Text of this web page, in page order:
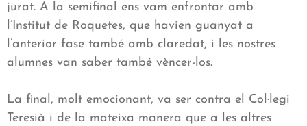
jurat. A la semifinal ens vam enfrontar amb
l’Institut de Roquetes, que havien guanyat a
l’anterior fase també amb claredat, i les nostres
alumnes van saber també vèncer-los.
La final, molt emocionant, va ser contra el Col·legi
Teresià i de la mateixa manera que a les altres